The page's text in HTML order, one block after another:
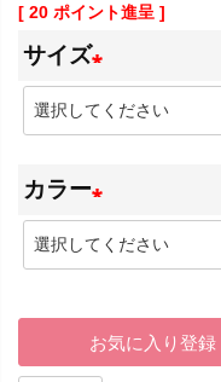
[ 20 ポイント進呈 ]
サイズ
(
須
)
カラー
(
須
)
お気に入り登録